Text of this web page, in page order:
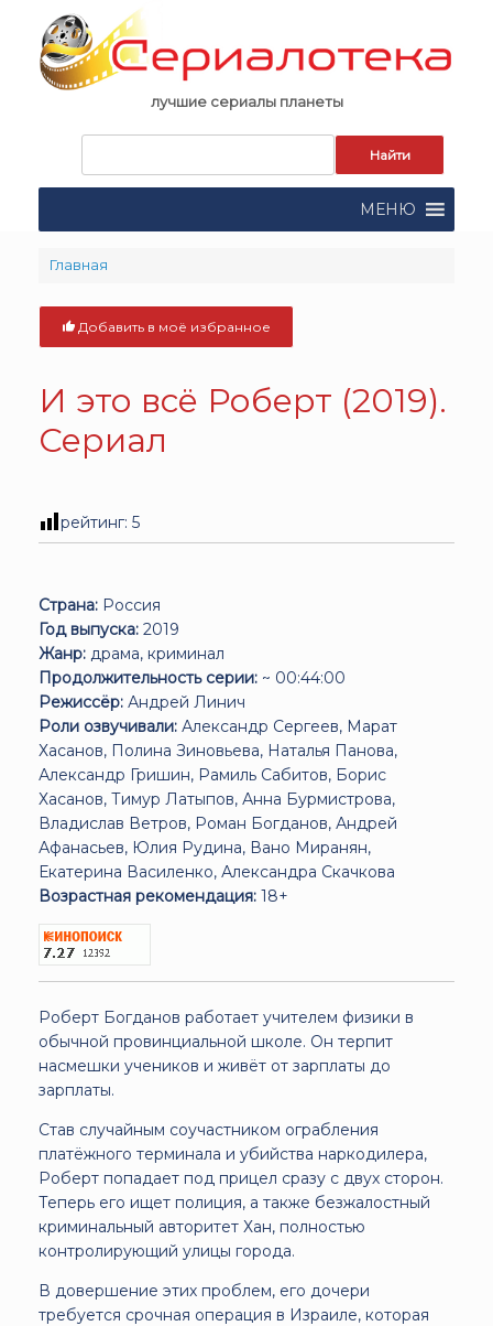
content
лучшие сериалы планеты
поиска:
МЕНЮ
Главная
Добавить в моё избранное
И это всё Роберт (2019).
Сериал
рейтинг: 5
Страна: Россия
Год выпуска: 2019
Жанр: драма, криминал
Продолжительность серии: ~ 00:44:00
Режиссёр: Андрей Линич
Роли озвучивали: Александр Сергеев, Марат
Хасанов, Полина Зиновьева, Наталья Панова,
Александр Гришин, Рамиль Сабитов, Борис
Хасанов, Тимур Латыпов, Анна Бурмистрова,
Владислав Ветров, Роман Богданов, Андрей
Афанасьев, Юлия Рудина, Вано Миранян,
Екатерина Василенко, Александра Скачкова
Возрастная рекомендация: 18+
Роберт Богданов работает учителем физики в
обычной провинциальной школе. Он терпит
насмешки учеников и живёт от зарплаты до
зарплаты.
Став случайным соучастником ограбления
платёжного терминала и убийства наркодилера,
Роберт попадает под прицел сразу с двух сторон.
Теперь его ищет полиция, а также безжалостный
криминальный авторитет Хан, полностью
контролирующий улицы города.
В довершение этих проблем, его дочери
требуется срочная операция в Израиле, которая